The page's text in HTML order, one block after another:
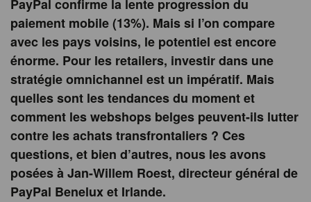
PayPal confirme la lente progression du
paiement mobile (13%). Mais si l’on compare
avec les pays voisins, le potentiel est encore
énorme. Pour les retailers, investir dans une
stratégie omnichannel est un impératif. Mais
quelles sont les tendances du moment et
comment les webshops belges peuvent-ils lutter
contre les achats transfrontaliers ? Ces
questions, et bien d’autres, nous les avons
posées à Jan-Willem Roest, directeur général de
PayPal Benelux et Irlande.